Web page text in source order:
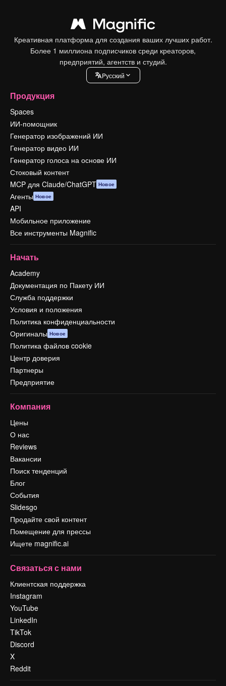
Креативная платформа для создания ваших лучших работ.
Более 1 миллиона подписчиков среди креаторов,
предприятий, агентств и студий.
Pусский
Продукция
Spaces
ИИ-помощник
Генератор изображений ИИ
Генератор видео ИИ
Генератор голоса на основе ИИ
Стоковый контент
MCP для Claude/ChatGPT Новое
Агенты Новое
API
Мобильное приложение
Все инструменты Magnific
Начать
Academy
Документация по Пакету ИИ
Служба поддержки
Условия и положения
Политика конфиденциальности
Оригиналы Новое
Политика файлов cookie
Центр доверия
Партнеры
Предприятие
Компания
Цены
О нас
Reviews
Вакансии
Поиск тенденций
Блог
События
Slidesgo
Продайте свой контент
Помещение для прессы
Ищете magnific.ai
Связаться с нами
Клиентская поддержка
Instagram
YouTube
LinkedIn
TikTok
Discord
X
Reddit